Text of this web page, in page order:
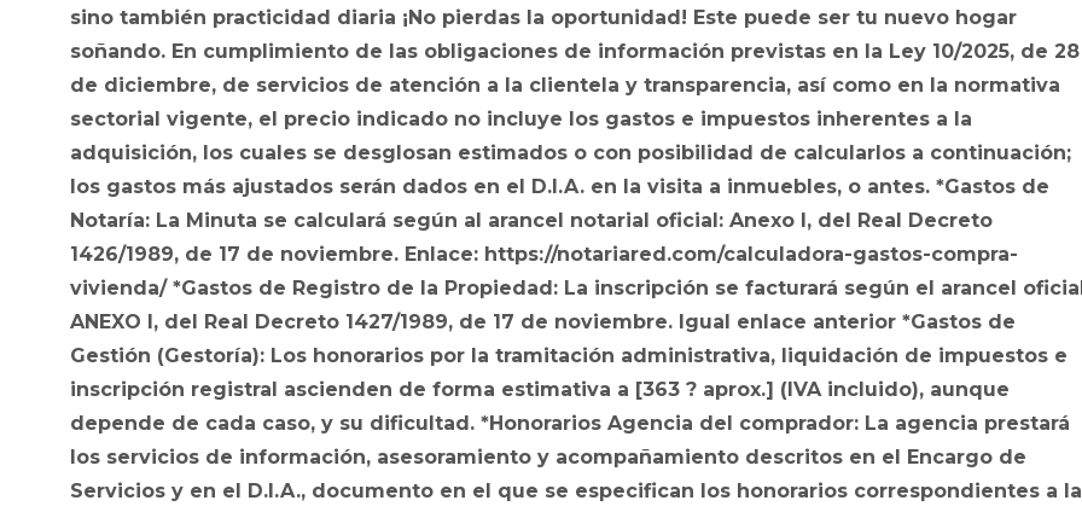
sino también practicidad diaria ¡No pierdas la oportunidad! Este puede ser tu nuevo hogar
soñando. En cumplimiento de las obligaciones de información previstas en la Ley 10/2025, de 28
de diciembre, de servicios de atención a la clientela y transparencia, así como en la normativa
sectorial vigente, el precio indicado no incluye los gastos e impuestos inherentes a la
adquisición, los cuales se desglosan estimados o con posibilidad de calcularlos a continuación;
los gastos más ajustados serán dados en el D.I.A. en la visita a inmuebles, o antes. *Gastos de
Notaría: La Minuta se calculará según al arancel notarial oficial: Anexo I, del Real Decreto
1426/1989, de 17 de noviembre. Enlace: https://notariared.com/calculadora-gastos-compra-
vivienda/ *Gastos de Registro de la Propiedad: La inscripción se facturará según el arancel
ANEXO I, del Real Decreto 1427/1989, de 17 de noviembre. Igual enlace anterior *Gastos de
Gestión (Gestoría): Los honorarios por la tramitación administrativa, liquidación de impuestos e
inscripción registral ascienden de forma estimativa a [363 ? aprox.] (IVA incluido), aunque
depende de cada caso, y su dificultad. *Honorarios Agencia del comprador: La agencia prestará
los servicios de información, asesoramiento y acompañamiento descritos en el Encargo de
Servicios y en el D.I.A., documento en el que se especifican los honorarios correspondientes a